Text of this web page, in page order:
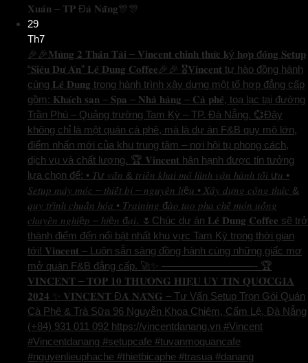
𝐗𝐮𝐚̂𝐧 – 𝐓𝐏 Đ𝐚̀ 𝐍𝐚̆̃𝐧𝐠🎊🎊
29
Th7
🎉🎉𝐌𝐮̀𝐧𝐠 𝟐 𝐓𝐡𝐚̂̀𝐧 𝐓𝐚̀𝐢 – 𝐕𝐢𝐧𝐜𝐞𝐧𝐭 𝐜𝐡𝐢́𝐧𝐡 𝐭𝐡𝐮̛́𝐜 𝐤ý 𝐡𝐨̛̣𝐩 đ𝐨̂̀𝐧𝐠 𝐒𝐞𝐭𝐮𝐩
“𝐒𝐢𝐞̂𝐮 𝐃𝐮̛̣ 𝐀́𝐧” 𝐋𝐞̂ 𝐃𝐮𝐧𝐠 𝐂𝐨𝐟𝐟𝐞𝐞🎉🎉 🎖️𝐕𝐢𝐧𝐜𝐞𝐧𝐭 tự hào đồng hành
cùng 𝐋𝐞̂ 𝐃𝐮𝐧𝐠 trong hành trình xây dựng một tổ hợp đẳng cấp
gồm: 𝐊𝐡𝐚́𝐜𝐡 𝐬𝐚̣𝐧 – 𝐒𝐩𝐚 – 𝐍𝐡𝐚̀ 𝐡𝐚̀𝐧𝐠 – 𝐂𝐚̀ 𝐩𝐡𝐞̂, toạ lạc tại đường
Trần Phú – Quảng trường Tam Kỳ – TP. Đà Nẵng. 💞Đây
không chỉ là một quán cà phê, mà là dự án F&B quy mô lớn,
điểm nhấn mới của khu trung tâm – nơi hội tụ phong cách,
dịch vụ và chất lượng. 🏆 𝐕𝐢𝐧𝐜𝐞𝐧𝐭 hân hạnh được tin tưởng
lựa chọn để: • 𝑇ư 𝑣𝑎̂́𝑛 & 𝑡𝑟𝑖𝑒̂̉𝑛 𝑘ℎ𝑎𝑖 𝑚𝑜̂ ℎ𝑖̀𝑛ℎ 𝑣𝑎̣̂𝑛 ℎ𝑎̀𝑛ℎ 𝑡𝑜̂́𝑖 ư𝑢 •
𝑆𝑒𝑡𝑢𝑝 𝑚𝑎́𝑦 𝑚𝑜́𝑐 – 𝑡ℎ𝑖𝑒̂́𝑡 𝑏𝑖̣ – 𝑛𝑔𝑢𝑦𝑒̂𝑛 𝑙𝑖ệ𝑢 • 𝑋𝑎̂𝑦 𝑑𝑢̛̣𝑛𝑔 𝑐𝑜̂𝑛𝑔 𝑡ℎ𝑢̛́𝑐 &
𝑞𝑢𝑦 𝑡𝑟𝑖̀𝑛ℎ 𝑐ℎ𝑢𝑎̂̉𝑛 ℎ𝑜́𝑎 • 𝑇𝑟𝑎𝑖𝑛𝑖𝑛𝑔 đ𝑎̀𝑜 𝑡𝑎̣𝑜 𝑝ℎ𝑎 𝑐ℎ𝑒̂́ 𝑚𝑜́𝑛 𝑢𝑜̂́𝑛𝑔
𝑐ℎ𝑢𝑦𝑒̂𝑛 𝑛𝑔ℎ𝑖ệ𝑝 – ℎ𝑖ệ𝑛 đ𝑎̣𝑖. 🌷Chúc dự án 𝐋𝐞̂ 𝐃𝐮𝐧𝐠 𝐂𝐨𝐟𝐟𝐞𝐞 sẽ trở
thành điểm đến nổi bật nhất khu vực Tam Kỳ trong thời gian
tới! 𝐕𝐢𝐧𝐜𝐞𝐧𝐭 – Luôn sẵn sàng đồng hành cùng những giấc mơ
mở quán F&B đẳng cấp. 🚀✨ —————————- 🏆
𝐕𝐈𝐍𝐂𝐄𝐍𝐓 – 𝐓𝐎𝐏 𝟏𝟎 𝐓𝐇𝐔̛𝐎̛𝐍𝐆 𝐇𝐈𝐄̣̂𝐔 𝐔𝐘 𝐓𝐈́𝐍 𝐐𝐔𝐎̂́𝐂𝐆𝐈𝐀
𝟐𝟎𝟐𝟒 ✨ 𝐕𝐈𝐍𝐂𝐄𝐍𝐓 Đ𝐀̀ 𝐍𝐀̆̃𝐍𝐆 – Tư Vấn Setup Trọn Gói Quán
Cà Phê & Trà Sữa 96 Nguyễn Khoa Chiêm, Cẩm Lệ, Đà Nẵng
(+84) 931 011 092 https://vincentdanang.vn #Vincent
#Vincentdanang #setupcafe #tuvanmoquancafe
#nguyenlieuphache #thietbicaphe #trasua #danang